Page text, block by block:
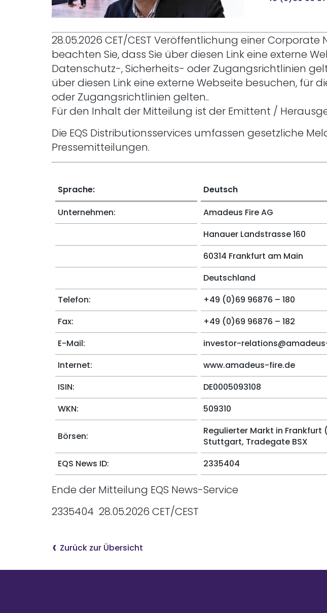
28.05.2026 CET/CEST Veröffentlichung einer
beachten Sie, dass Sie über diesen Link eine externe
Datenschutz-, Sicherheits- oder Zugangsrichtlinien
über diesen Link eine externe Webseite besuchen, für
oder Zugangsrichtlinien gelten..
Für den Inhalt der Mitteilung ist der Emittent /
Die EQS Distributionsservices umfassen gesetzliche
Pressemitteilungen.
Sprache:
Deutsch
Unternehmen:
Amadeus Fire AG
Hanauer Landstrasse 160
60314 Frankfurt am Main
Deutschland
Telefon:
+49 (0)69 96876 – 180
Fax:
+49 (0)69 96876 – 182
E-Mail:
investor-
Internet:
www.amadeus-fire.de
ISIN:
DE0005093108
WKN:
509310
Börsen:
Regulierter Markt in Frankfurt
Stuttgart, Tradegate BSX
EQS News ID:
2335404
Ende der Mitteilung EQS News-Service
2335404 28.05.2026 CET/CEST
Zurück zur Übersicht